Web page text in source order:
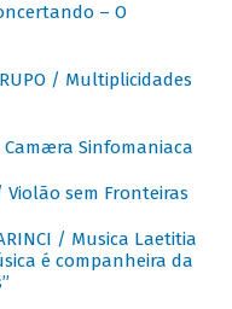
– O
/ Multiplicidades
Camæra Sinfomaniaca
Violão sem Fronteiras
/ Musica Laetitia
é companheira da